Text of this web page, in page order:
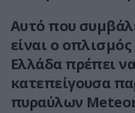
Αυτό που
είναι ο
Ελλάδα πρέπει
κατεπείγουσα
πυραύλων